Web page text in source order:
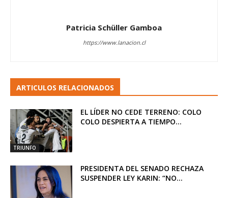
Patricia Schüller Gamboa
https://www.lanacion.cl
ARTICULOS RELACIONADOS
TRIUNFO
EL LÍDER NO CEDE TERRENO: COLO
COLO DESPIERTA A TIEMPO...
PRESIDENTA DEL SENADO RECHAZA
SUSPENDER LEY KARIN: “NO...